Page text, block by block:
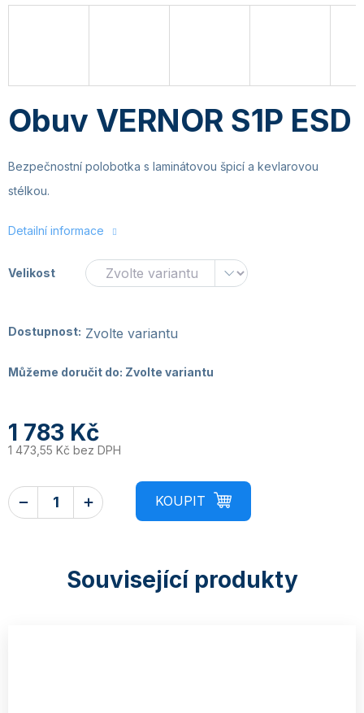
Obuv VERNOR S1P ESD
Bezpečnostní polobotka s laminátovou špicí a kevlarovou
stélkou.
Detailní informace
Velikost
Dostupnost: Zvolte variantu
Můžeme doručit do: Zvolte variantu
1 783 Kč
1 473,55 Kč bez DPH
Související produkty